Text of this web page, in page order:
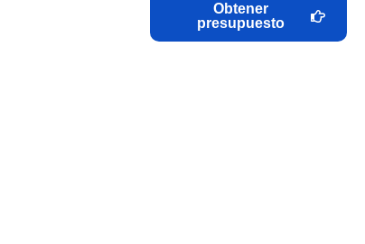
Obtener
presupuesto